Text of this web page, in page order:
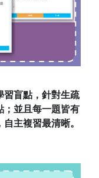
習盲點，針對生疏
；並且每一題皆有
主複習最清晰。